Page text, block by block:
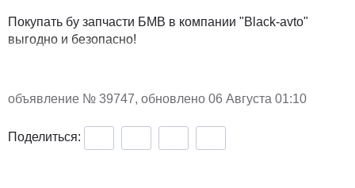
Покупать бу запчасти БМВ в компании "Black-avto"
выгодно и безопасно!
объявление № 39747, обновлено 06 Августа 01:10
Поделиться: